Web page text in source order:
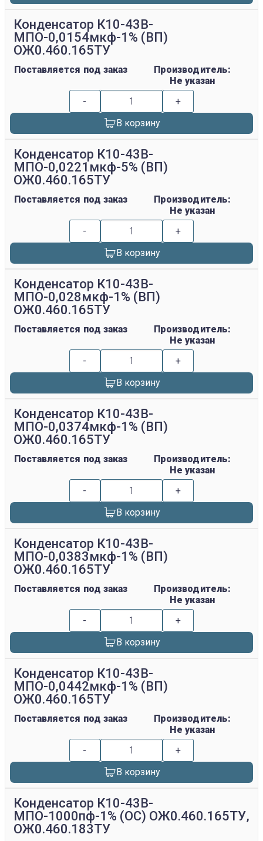
Конденсатор К10-43В-
МПО-0,0154мкф-1% (ВП)
ОЖ0.460.165ТУ
Поставляется под заказ
Производитель:
Не указан
-
+
В корзину
Конденсатор К10-43В-
МПО-0,0221мкф-5% (ВП)
ОЖ0.460.165ТУ
Поставляется под заказ
Производитель:
Не указан
-
+
В корзину
Конденсатор К10-43В-
МПО-0,028мкф-1% (ВП)
ОЖ0.460.165ТУ
Поставляется под заказ
Производитель:
Не указан
-
+
В корзину
Конденсатор К10-43В-
МПО-0,0374мкф-1% (ВП)
ОЖ0.460.165ТУ
Поставляется под заказ
Производитель:
Не указан
-
+
В корзину
Конденсатор К10-43В-
МПО-0,0383мкф-1% (ВП)
ОЖ0.460.165ТУ
Поставляется под заказ
Производитель:
Не указан
-
+
В корзину
Конденсатор К10-43В-
МПО-0,0442мкф-1% (ВП)
ОЖ0.460.165ТУ
Поставляется под заказ
Производитель:
Не указан
-
+
В корзину
Конденсатор К10-43В-
МПО-1000пф-1% (ОС) ОЖ0.460.165ТУ,
ОЖ0.460.183ТУ